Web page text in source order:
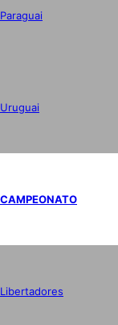
Paraguai
Uruguai
CAMPEONATO
Libertadores